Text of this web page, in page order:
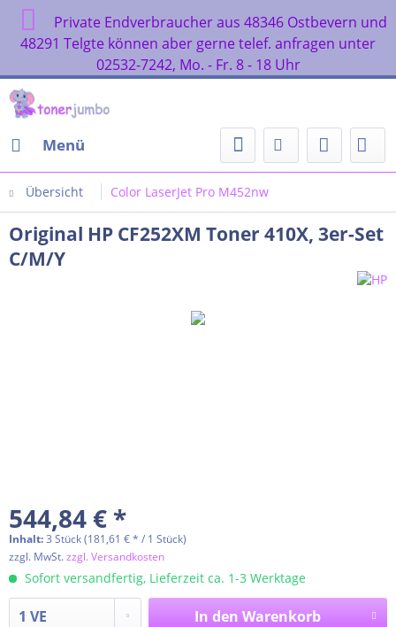
Private Endverbraucher aus 48346 Ostbevern und
48291 Telgte können aber gerne telef. anfragen unter
02532-7242, Mo. - Fr. 8 - 18 Uhr
Menü
Übersicht Color LaserJet Pro M452nw
Original HP CF252XM Toner 410X, 3er-Set
C/M/Y
544,84 € *
Inhalt:3 Stück (181,61 € * / 1 Stück)
zzgl. MwSt.zzgl. Versandkosten
Sofort versandfertig, Lieferzeit ca. 1-3 Werktage
In den Warenkorb